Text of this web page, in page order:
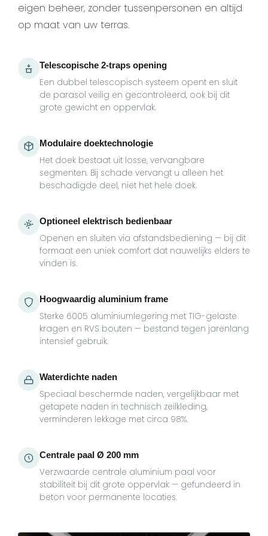
eigen beheer, zonder tussenpersonen en altijd
op maat van uw terras.
Telescopische 2-traps opening
Een dubbel telescopisch systeem opent en sluit
de parasol veilig en gecontroleerd, ook bij dit
grote gewicht en oppervlak.
Modulaire doektechnologie
Het doek bestaat uit losse, vervangbare
segmenten. Bij schade vervangt u alleen het
beschadigde deel, niet het hele doek.
Optioneel elektrisch bedienbaar
Openen en sluiten via afstandsbediening — bij dit
formaat een uniek comfort dat nauwelijks elders te
vinden is.
Hoogwaardig aluminium frame
Sterke 6005 aluminiumlegering met TIG-gelaste
kragen en RVS bouten — bestand tegen jarenlang
intensief gebruik.
Waterdichte naden
Speciaal beschermde naden, vergelijkbaar met
getapete naden in technisch zeilkleding,
verminderen lekkage met circa 98%.
Centrale paal Ø 200 mm
Verzwaarde centrale aluminium paal voor
stabiliteit bij dit grote oppervlak — gefundeerd in
beton voor permanente locaties.